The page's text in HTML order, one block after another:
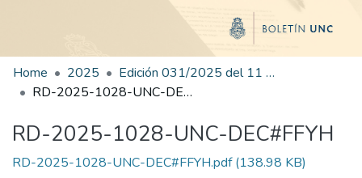
Home 2025
Edición 031/2025 del 11 de agosto de 2025
RD-2025-1028-UNC-DEC#FFYH
RD-2025-1028-UNC-DEC#FFYH
RD-2025-1028-UNC-DEC#FFYH.pdf(138.98 KB)